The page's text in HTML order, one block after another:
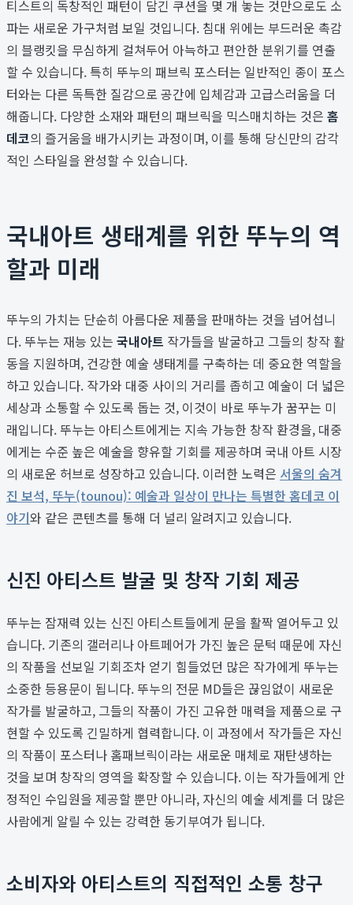
티스트의 독창적인 패턴이 담긴 쿠션을 몇 개 놓는 것만으로도 소
파는 새로운 가구처럼 보일 것입니다. 침대 위에는 부드러운 촉감
의 블랭킷을 무심하게 걸쳐두어 아늑하고 편안한 분위기를 연출
할 수 있습니다. 특히 뚜누의 패브릭 포스터는 일반적인 종이 포스
터와는 다른 독특한 질감으로 공간에 입체감과 고급스러움을 더
해줍니다. 다양한 소재와 패턴의 패브릭을 믹스매치하는 것은 홈
데코의 즐거움을 배가시키는 과정이며, 이를 통해 당신만의 감각
적인 스타일을 완성할 수 있습니다.
국내아트 생태계를 위한 뚜누의 역
할과 미래
뚜누의 가치는 단순히 아름다운 제품을 판매하는 것을 넘어섭니
다. 뚜누는 재능 있는 국내아트 작가들을 발굴하고 그들의 창작 활
동을 지원하며, 건강한 예술 생태계를 구축하는 데 중요한 역할을
하고 있습니다. 작가와 대중 사이의 거리를 좁히고 예술이 더 넓은
세상과 소통할 수 있도록 돕는 것, 이것이 바로 뚜누가 꿈꾸는 미
래입니다. 뚜누는 아티스트에게는 지속 가능한 창작 환경을, 대중
에게는 수준 높은 예술을 향유할 기회를 제공하며 국내 아트 시장
의 새로운 허브로 성장하고 있습니다. 이러한 노력은 서울의 숨겨
진 보석, 뚜누(tounou): 예술과 일상이 만나는 특별한 홈데코 이
야기와 같은 콘텐츠를 통해 더 널리 알려지고 있습니다.
신진 아티스트 발굴 및 창작 기회 제공
뚜누는 잠재력 있는 신진 아티스트들에게 문을 활짝 열어두고 있
습니다. 기존의 갤러리나 아트페어가 가진 높은 문턱 때문에 자신
의 작품을 선보일 기회조차 얻기 힘들었던 많은 작가에게 뚜누는
소중한 등용문이 됩니다. 뚜누의 전문 MD들은 끊임없이 새로운
작가를 발굴하고, 그들의 작품이 가진 고유한 매력을 제품으로 구
현할 수 있도록 긴밀하게 협력합니다. 이 과정에서 작가들은 자신
의 작품이 포스터나 홈패브릭이라는 새로운 매체로 재탄생하는
것을 보며 창작의 영역을 확장할 수 있습니다. 이는 작가들에게 안
정적인 수입원을 제공할 뿐만 아니라, 자신의 예술 세계를 더 많은
사람에게 알릴 수 있는 강력한 동기부여가 됩니다.
소비자와 아티스트의 직접적인 소통 창구